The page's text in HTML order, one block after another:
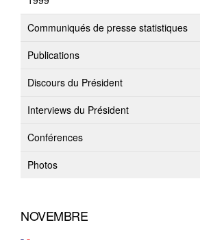
Communiqués de presse statistiques
Publications
Discours du Président
Interviews du Président
Conférences
Photos
NOVEMBRE